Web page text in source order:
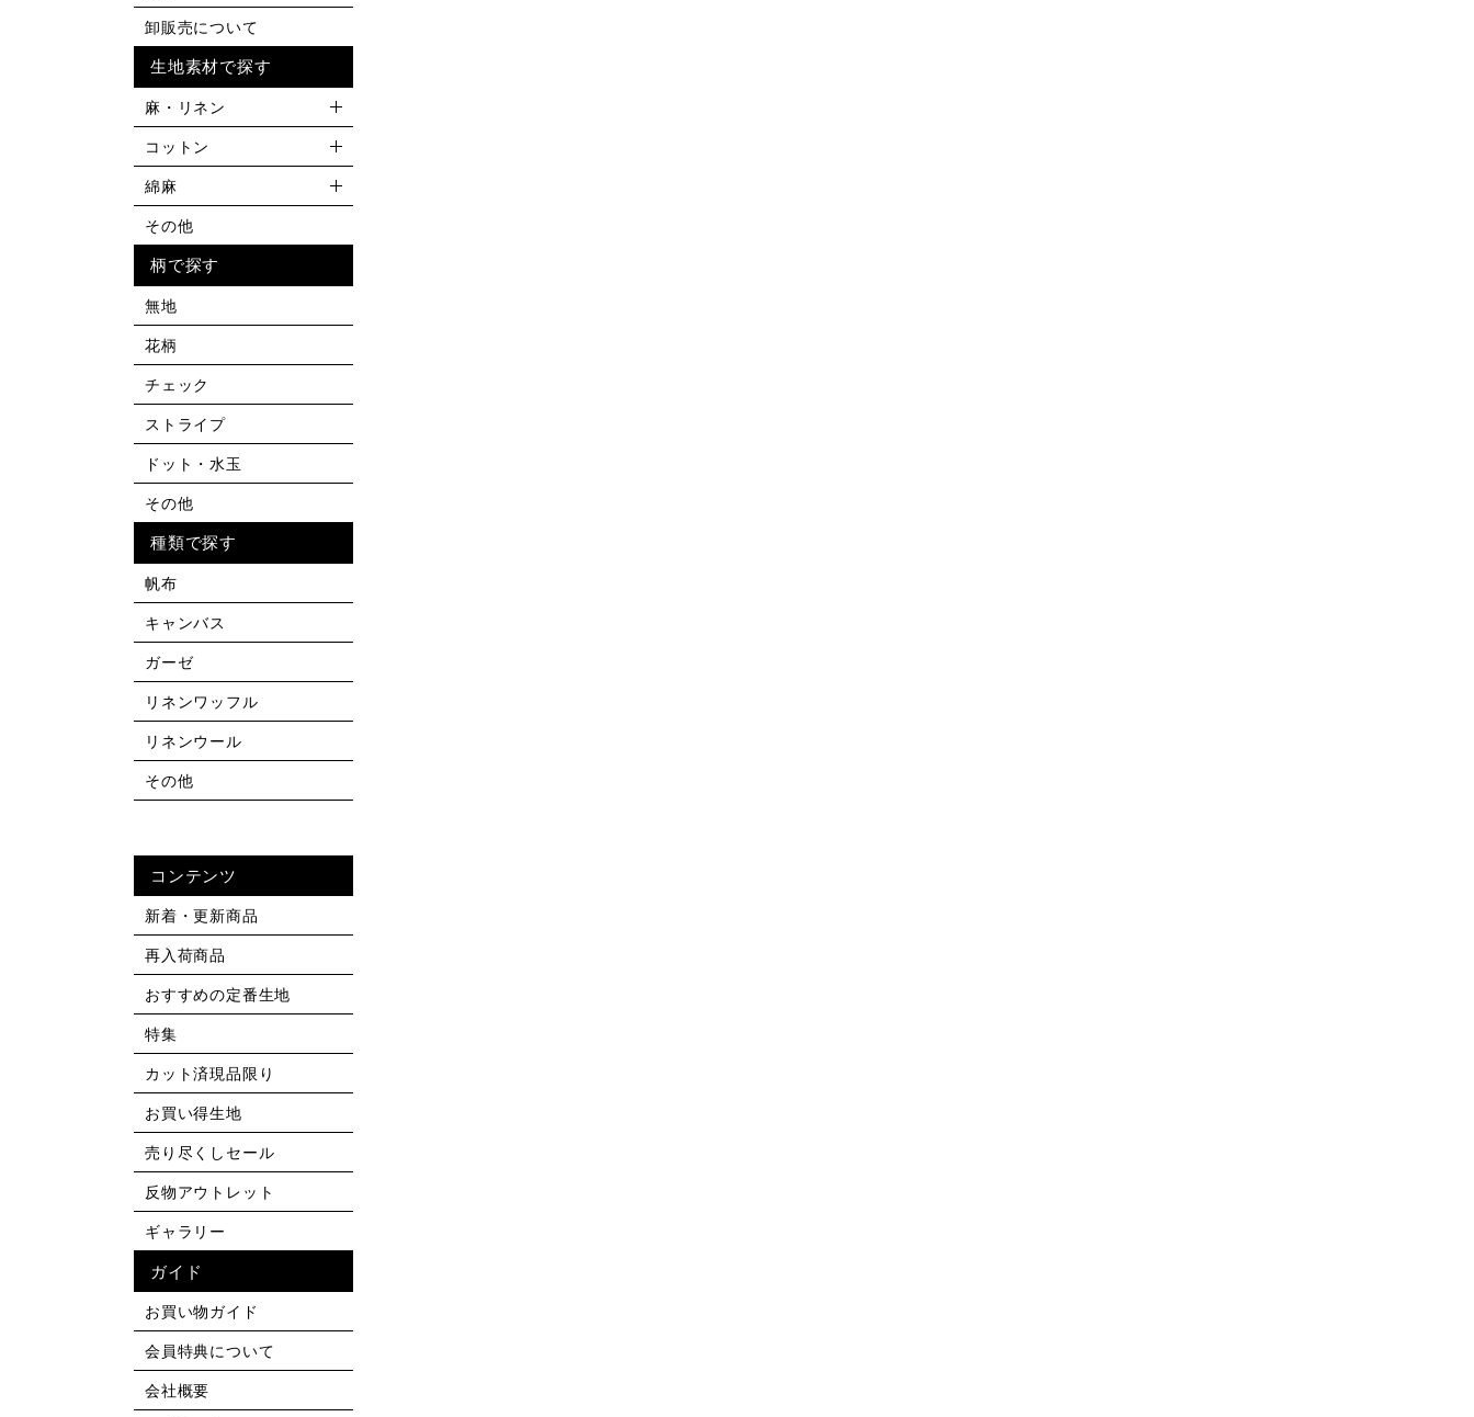
卸販売について
生地素材で探す
麻・リネン
コットン
綿麻
その他
柄で探す
無地
花柄
チェック
ストライプ
ドット・水玉
その他
種類で探す
帆布
キャンバス
ガーゼ
リネンワッフル
リネンウール
その他
コンテンツ
新着・更新商品
再入荷商品
おすすめの定番生地
特集
カット済現品限り
お買い得生地
売り尽くしセール
反物アウトレット
ギャラリー
ガイド
お買い物ガイド
会員特典について
会社概要